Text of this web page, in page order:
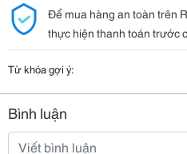
Để mua hàng an toàn trên
thực hiện thanh toán trước
Từ khóa gợi ý:
Bình luận